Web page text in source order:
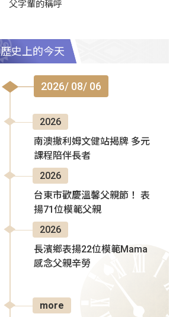
父字輩的稱呼
歷史上的今天
2026/ 08/ 06
2026
南澳撒利姆文健站揭牌 多元
課程陪伴長者
2026
台東市歡慶溫馨父親節！ 表
揚71位模範父親
2026
長濱鄉表揚22位模範Mama
感念父親辛勞
more